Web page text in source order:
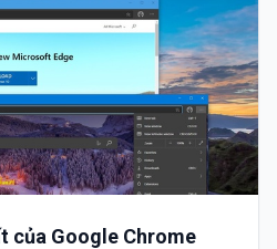
của Google Chrome